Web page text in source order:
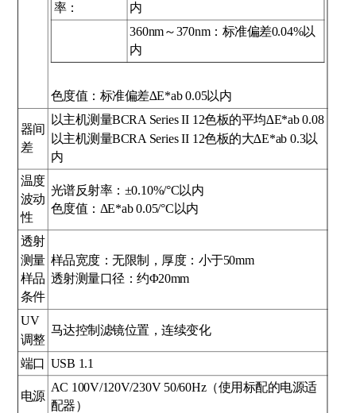
率：
内
360nm～370nm：标准偏差0.04%以
内
色度值：标准偏差∆E*ab 0.05以内
器间
差
以主机测量BCRA Series ІІ 12色板的平均∆E*ab 0.08
以主机测量BCRA Series ІІ 12色板的大∆E*ab 0.3以
内
温度
波动
性
光谱反射率：±0.10%/°C以内
色度值：ΔE*ab 0.05/°C以内
透射
测量
样品
条件
样品宽度：无限制，厚度：小于50mm
透射测量口径：约Φ20mm
UV
调整
马达控制滤镜位置，连续变化
端口 USB 1.1
电源
AC 100V/120V/230V 50/60Hz（使用标配的电源适
配器）